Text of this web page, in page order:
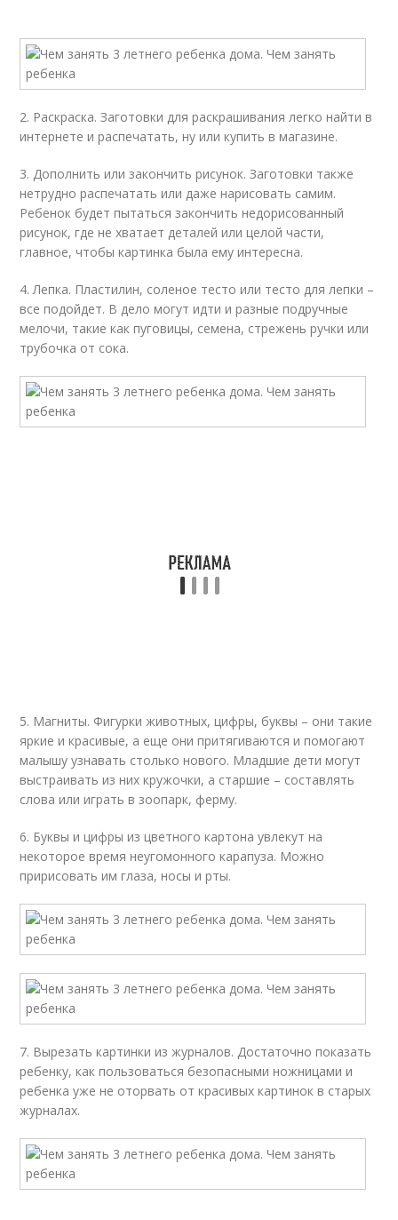
2. Раскраска. Заготовки для раскрашивания легко найти в
интернете и распечатать, ну или купить в магазине.
3. Дополнить или закончить рисунок. Заготовки также
нетрудно распечатать или даже нарисовать самим.
Ребенок будет пытаться закончить недорисованный
рисунок, где не хватает деталей или целой части,
главное, чтобы картинка была ему интересна.
4. Лепка. Пластилин, соленое тесто или тесто для лепки –
все подойдет. В дело могут идти и разные подручные
мелочи, такие как пуговицы, семена, стрежень ручки или
трубочка от сока.
5. Магниты. Фигурки животных, цифры, буквы – они такие
яркие и красивые, а еще они притягиваются и помогают
малышу узнавать столько нового. Младшие дети могут
выстраивать из них кружочки, а старшие – составлять
слова или играть в зоопарк, ферму.
6. Буквы и цифры из цветного картона увлекут на
некоторое время неугомонного карапуза. Можно
пририсовать им глаза, носы и рты.
7. Вырезать картинки из журналов. Достаточно показать
ребенку, как пользоваться безопасными ножницами и
ребенка уже не оторвать от красивых картинок в старых
журналах.